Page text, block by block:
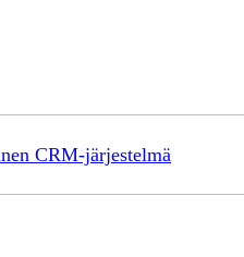
CRM-järjestelmä